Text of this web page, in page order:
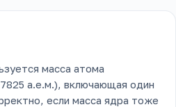
масса атома
а.е.м.), включающая один
если масса ядра тоже